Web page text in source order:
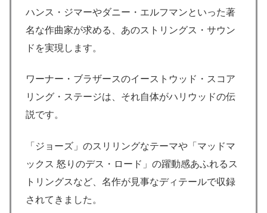
ハンス・ジマーやダニー・エルフマンといった著
名な作曲家が求める、あのストリングス・サウン
ドを実現します。
ワーナー・ブラザースのイーストウッド・スコア
リング・ステージは、それ自体がハリウッドの伝
説です。
「ジョーズ」のスリリングなテーマや「マッドマ
ックス 怒りのデス・ロード」の躍動感あふれるス
トリングスなど、名作が見事なディテールで収録
されてきました。